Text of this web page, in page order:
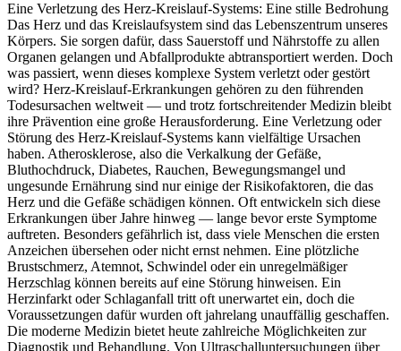
Eine Verletzung des Herz‑Kreislauf‑Systems: Eine stille Bedrohung
Das Herz und das Kreislaufsystem sind das Lebenszentrum unseres
Körpers. Sie sorgen dafür, dass Sauerstoff und Nährstoffe zu allen
Organen gelangen und Abfallprodukte abtransportiert werden. Doch
was passiert, wenn dieses komplexe System verletzt oder gestört
wird? Herz‑Kreislauf‑Erkrankungen gehören zu den führenden
Todesursachen weltweit — und trotz fortschreitender Medizin bleibt
ihre Prävention eine große Herausforderung. Eine Verletzung oder
Störung des Herz‑Kreislauf‑Systems kann vielfältige Ursachen
haben. Atherosklerose, also die Verkalkung der Gefäße,
Bluthochdruck, Diabetes, Rauchen, Bewegungsmangel und
ungesunde Ernährung sind nur einige der Risikofaktoren, die das
Herz und die Gefäße schädigen können. Oft entwickeln sich diese
Erkrankungen über Jahre hinweg — lange bevor erste Symptome
auftreten. Besonders gefährlich ist, dass viele Menschen die ersten
Anzeichen übersehen oder nicht ernst nehmen. Eine plötzliche
Brustschmerz, Atemnot, Schwindel oder ein unregelmäßiger
Herzschlag können bereits auf eine Störung hinweisen. Ein
Herzinfarkt oder Schlaganfall tritt oft unerwartet ein, doch die
Voraussetzungen dafür wurden oft jahrelang unauffällig geschaffen.
Die moderne Medizin bietet heute zahlreiche Möglichkeiten zur
Diagnostik und Behandlung. Von Ultraschalluntersuchungen über